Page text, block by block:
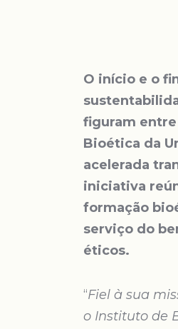
O início e o
figuram
Bioética da
acelerada
iniciativa
formação
serviço do
éticos.
“Fiel à sua
o Instituto de